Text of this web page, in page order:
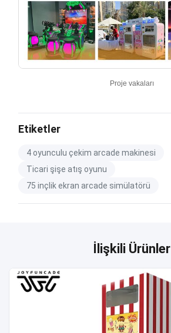
Proje vakaları
Etiketler
4 oyunculu çekim arcade makinesi
Ticari şişe atış oyunu
75 inçlik ekran arcade simülatörü
İlişkili Ürünler